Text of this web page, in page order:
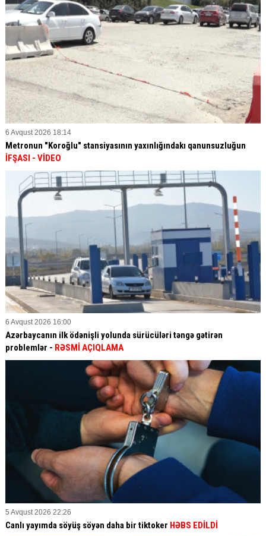
6 Avqust 2026 18:14
Metronun "Koroğlu" stansiyasının yaxınlığındakı qanunsuzluğun
İFŞASI - VİDEO
6 Avqust 2026 16:00
Azərbaycanın ilk ödənişli yolunda sürücüləri təngə gətirən
problemlər - RƏSMİ AÇIQLAMA
5 Avqust 2026 22:26
Canlı yayımda söyüş söyən daha bir tiktoker HƏBS EDİLDİ